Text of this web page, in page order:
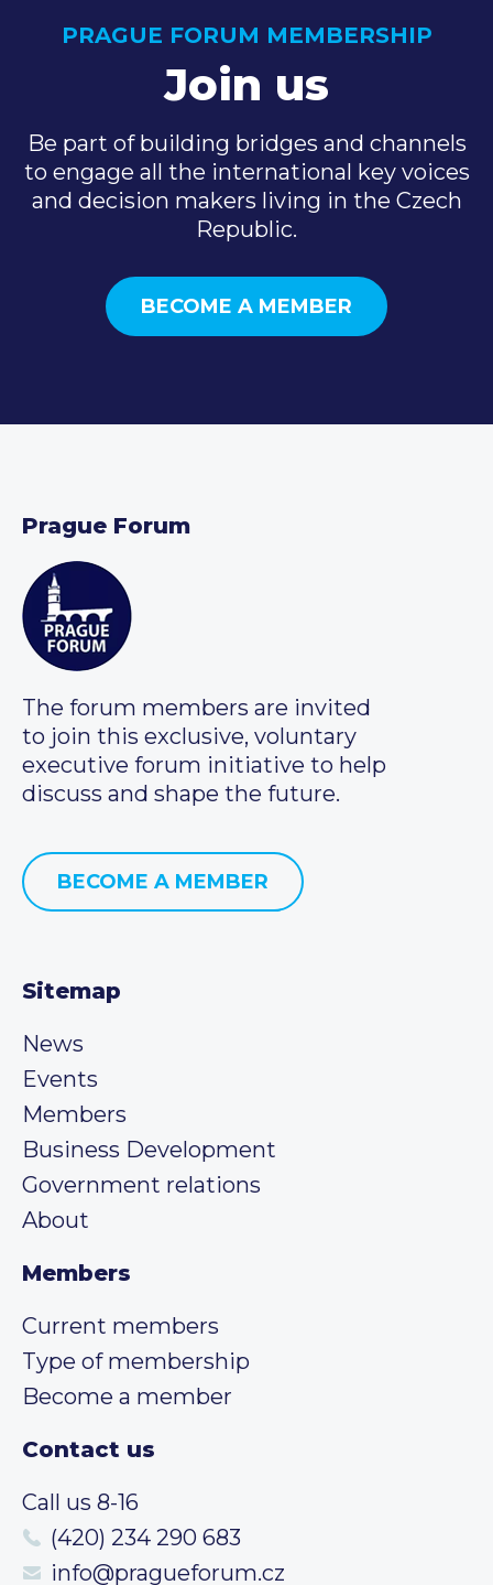
PRAGUE FORUM MEMBERSHIP
Join us
Be part of building bridges and channels
to engage all the international key voices
and decision makers living in the Czech
Republic.
BECOME A MEMBER
Prague Forum
The forum members are invited
to join this exclusive, voluntary
executive forum initiative to help
discuss and shape the future.
BECOME A MEMBER
Sitemap
News
Events
Members
Business Development
Government relations
About
Members
Current members
Type of membership
Become a member
Contact us
Call us 8-16
(420) 234 290 683
info@pragueforum.cz